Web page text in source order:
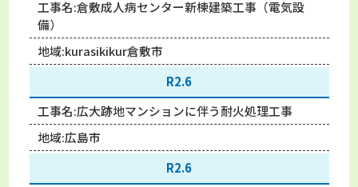
工事名:倉敷成人病センター新棟建築工事（電気設
備）
地域:kurasikikur倉敷市
R2.6
工事名:広大跡地マンションに伴う耐火処理工事
地域:広島市
R2.6